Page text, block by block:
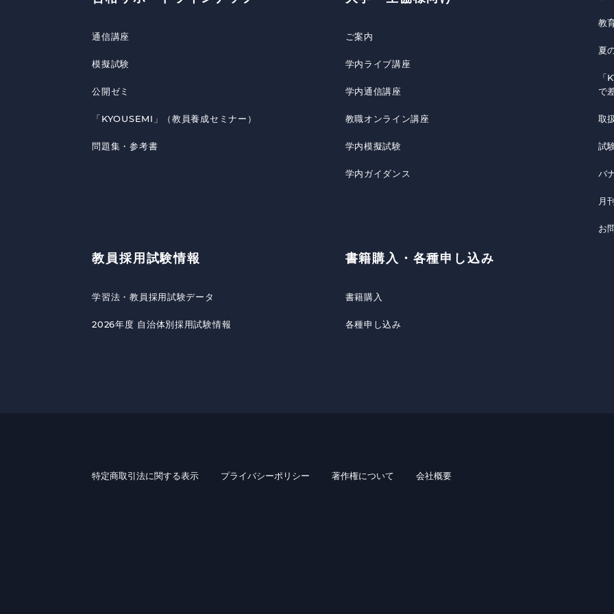
通信講座
模擬試験
公開ゼミ
「KYOUSEMI」（教員養成セミナー）
問題集・参考書
教員採用試験情報
学習法・教員採用試験データ
2026年度 自治体別採用試験情報
ご案内
学内ライブ講座
学内通信講座
教職オンライン講座
学内模擬試験
学内ガイダンス
書籍購入・各種申し込み
書籍購入
各種申し込み
教
夏
で
取
試
バ
月
お
特定商取引法に関する表示 プライバシーポリシー 著作権について 会社概要